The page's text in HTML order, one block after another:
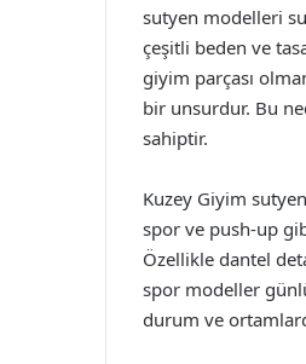
sutyen modelleri
çeşitli beden ve
giyim parçası
bir unsurdur. Bu
sahiptir.
Kuzey Giyim
spor ve push-up
Özellikle dantel
spor modeller
durum ve